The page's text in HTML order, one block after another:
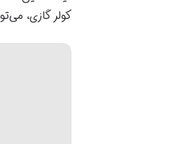
کولر گازی،